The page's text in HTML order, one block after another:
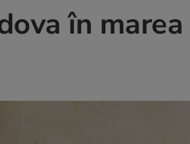
în